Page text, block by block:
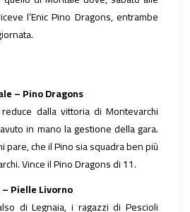
l’Enic Pino Dragons, entrambe
– Pino Dragons
reduce dalla vittoria di Montevarchi
in mano la gestione della gara.
pare, che il Pino sia squadra ben più
Vince il Pino Dragons di 11.
Pielle Livorno
di Legnaia, i ragazzi di Pescioli